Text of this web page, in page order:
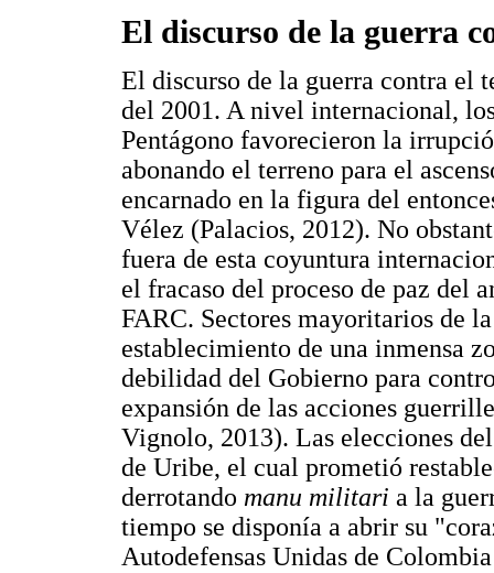
El discurso de la guerra
El discurso de la guerra contra el
del 2001. A nivel internacional,
Pentágono favorecieron la
abonando el terreno para el
encarnado en la figura del
Vélez (Palacios, 2012). No
fuera de esta coyuntura
el fracaso del proceso de paz del
FARC. Sectores mayoritarios de
establecimiento de una inmensa
debilidad del Gobierno para
expansión de las acciones
Vignolo, 2013). Las elecciones
de Uribe, el cual prometió
derrotando manu militari a la
tiempo se disponía a abrir su
Autodefensas Unidas de